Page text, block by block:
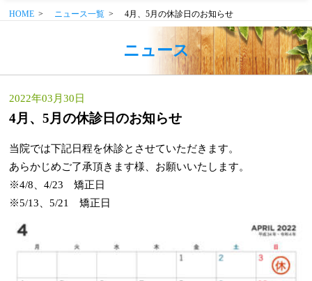
HOME > ニュース一覧 > 4月、5月の休診日のお知らせ
ニュース
2022年03月30日
4月、5月の休診日のお知らせ
当院では下記日程を休診とさせていただきます。
あらかじめご了承頂きます様、お願いいたします。
※4/8、4/23 矯正日
※5/13、5/21 矯正日